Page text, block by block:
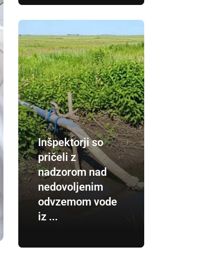
Inšpektorji so
pričeli z
nadzorom nad
nedovoljenim
odvzemom vode
iz ...